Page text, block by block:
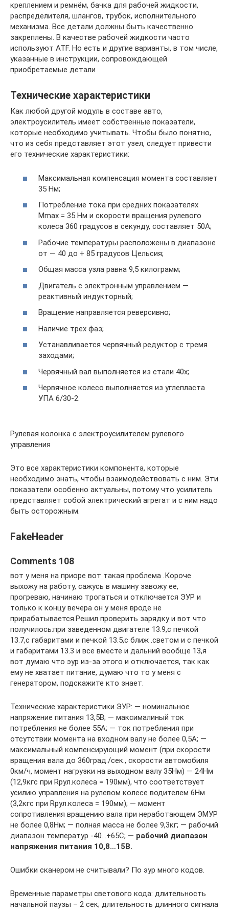
креплением и ремнём, бачка для рабочей жидкости,
распределителя, шлангов, трубок, исполнительного
механизма. Все детали должны быть качественно
закреплены. В качестве рабочей жидкости часто
используют ATF. Но есть и другие варианты, в том числе,
указанные в инструкции, сопровождающей
приобретаемые детали
Технические характеристики
Как любой другой модуль в составе авто,
электроусилитель имеет собственные показатели,
которые необходимо учитывать. Чтобы было понятно,
что из себя представляет этот узел, следует привести
его технические характеристики:
Максимальная компенсация момента составляет
35 Нм;
Потребление тока при средних показателях
Мmax = 35 Нм и скорости вращения рулевого
колеса 360 градусов в секунду, составляет 50А;
Рабочие температуры расположены в диапазоне
от — 40 до + 85 градусов Цельсия;
Общая масса узла равна 9,5 килограмм;
Двигатель с электронным управлением —
реактивный индукторный;
Вращение направляется реверсивно;
Наличие трех фаз;
Устанавливается червячный редуктор с тремя
заходами;
Червячный вал выполняется из стали 40х;
Червячное колесо выполняется из углепласта
УПА 6/30-2.
Рулевая колонка с электроусилителем рулевого
управления
Это все характеристики компонента, которые
необходимо знать, чтобы взаимодействовать с ним. Эти
показатели особенно актуальны, потому что усилитель
представляет собой электрический агрегат и с ним надо
быть осторожным.
FakeHeader
Comments 108
вот у меня на приоре вот такая проблема .Короче
выхожу на работу, сажусь в машину завожу ее,
прогреваю, начинаю трогаться и отключается ЭУР и
только к концу вечера он у меня вроде не
прирабатывается.Решил проверить зарядку и вот что
получилось:при заведенном двигателе 13.9,с печкой
13.7,с габаритами и печкой 13.5,с ближ .светом и с печкой
и габаритами 13.3 и все вместе и дальний вообще 13,я
вот думаю что эур из-за этого и отключается, так как
ему не хватает питание, думаю что то у меня с
генератором, подскажите кто знает.
Технические характеристики ЭУР: — номинальное
напряжение питания 13,5В; — максималиный ток
потребления не более 55А; — ток потребления при
отсутствии момента на входном валу не более 0,5А; —
максимальный компенсирующий момент (при скорости
вращения вала до 360град./сек., скорости автомобиля
0км/ч, момент нагрузки на выходном валу 35Нм) — 24Нм
(12,9кгс при Rрул.колеса = 190мм), что соответствует
усилию управления на рулевом колесе водителем 6Нм
(3,2кгс при Rрул.колеса = 190мм); — момент
сопротивления вращению вала при неработающем ЭМУР
не более 0,8Нм; — полная масса не более 9,3кг; — рабочий
диапазон температур -40…+65С; — рабочий диапазон
напряжения питания 10,8…15В.
Ошибки сканером не считывали? По эур много кодов.
Временные параметры светового кода: длительность
начальной паузы – 2 сек; длительность длинного сигнала